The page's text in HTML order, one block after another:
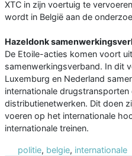
XTC in zijn voertuig te
wordt in België aan de
Hazeldonk
De Etoile-acties komen voort
samenwerkingsverband. In dit
Luxemburg en Nederland
internationale
distributienetwerken. Dit doen
voeren op het internationale
internationale treinen.
politie, belgie, internationale